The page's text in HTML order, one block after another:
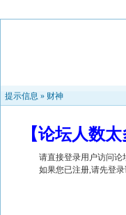
提示信息 » 财神
【论坛人数
请直接登录用户访问论
如果您已注册,请先登